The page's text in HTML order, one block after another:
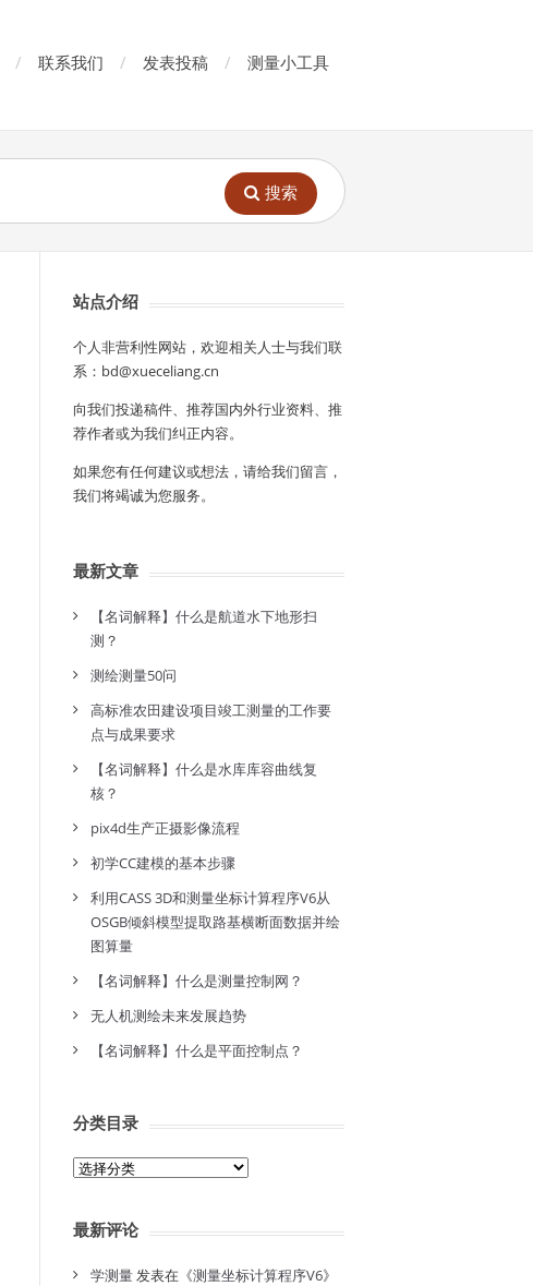
联系我们 发表投稿 测量小工具
搜索
站点介绍
个人非营利性网站，欢迎相关人士与我们联
系：bd@xueceliang.cn
向我们投递稿件、推荐国内外行业资料、推
荐作者或为我们纠正内容。
如果您有任何建议或想法，请给我们留言，
我们将竭诚为您服务。
最新文章
【名词解释】什么是航道水下地形扫
测？
测绘测量50问
高标准农田建设项目竣工测量的工作要
点与成果要求
【名词解释】什么是水库库容曲线复
核？
pix4d生产正摄影像流程
初学CC建模的基本步骤
利用CASS 3D和测量坐标计算程序V6从
OSGB倾斜模型提取路基横断面数据并绘
图算量
【名词解释】什么是测量控制网？
无人机测绘未来发展趋势
【名词解释】什么是平面控制点？
分类目录
分
录
最新评论
学测量发表在《测量坐标计算程序V6》